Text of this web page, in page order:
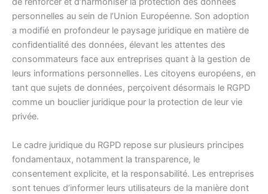
personnelles au sein de l’Union Européenne. Son adoption
a modifié en profondeur le paysage juridique en matière de
confidentialité des données, élevant les attentes des
consommateurs face aux entreprises quant à la gestion de
leurs informations personnelles. Les citoyens européens, en
tant que sujets de données, perçoivent désormais le RGPD
comme un bouclier juridique pour la protection de leur vie
privée.
Le cadre juridique du RGPD repose sur plusieurs principes
fondamentaux, notamment la transparence, le
consentement explicite, et la responsabilité. Les entreprises
sont tenues d’informer leurs utilisateurs de la manière dont